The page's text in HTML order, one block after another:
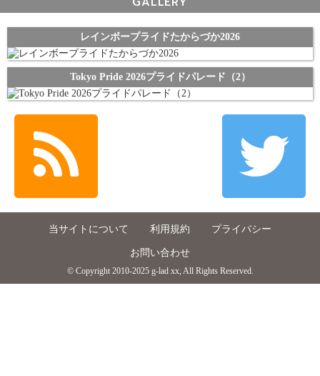
レインボープライドたからづか2026
Tokyo Pride 2026プライドパレード（2）
当サイトについて 利用規約 プライバシー
お問い合わせ
© Copyright 2010-2025 g-lad xx, All Rights Reserved.